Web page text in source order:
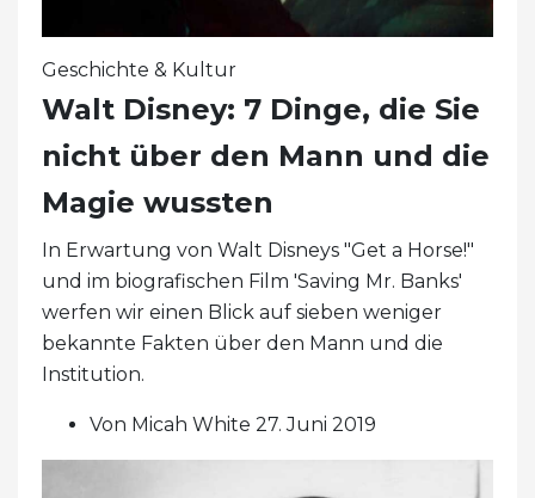
Geschichte & Kultur
Walt Disney: 7 Dinge, die Sie
nicht über den Mann und die
Magie wussten
In Erwartung von Walt Disneys "Get a Horse!"
und im biografischen Film 'Saving Mr. Banks'
werfen wir einen Blick auf sieben weniger
bekannte Fakten über den Mann und die
Institution.
Von Micah White 27. Juni 2019